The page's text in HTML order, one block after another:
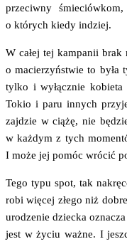
prze­ciw­ny
o któ­rych kie­dy indziej.
W całej tej kam­pa­nii
o macie­rzyń­stwie to była
tyl­ko i wyłącz­nie kobie­ta
Tokio i paru innych
zaj­dzie w cią­żę, nie
w każ­dym z tych
I może jej pomóc wró­cić
Tego typu spot, tak
robi wię­cej złe­go niż
uro­dze­nie dziec­ka
jest w życiu waż­ne. I